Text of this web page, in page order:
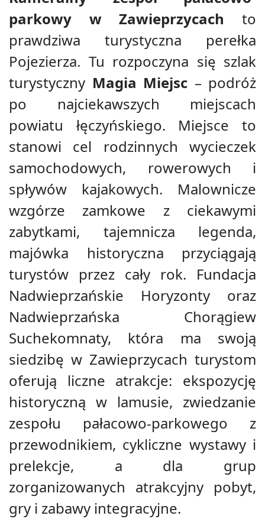
parkowy w Zawieprzycach to
prawdziwa turystyczna perełka
Pojezierza. Tu rozpoczyna się szlak
turystyczny Magia Miejsc – podróż
po najciekawszych miejscach
powiatu łęczyńskiego. Miejsce to
stanowi cel rodzinnych wycieczek
samochodowych, rowerowych i
spływów kajakowych. Malownicze
wzgórze zamkowe z ciekawymi
zabytkami, tajemnicza legenda,
majówka historyczna przyciągają
turystów przez cały rok. Fundacja
Nadwieprzańskie Horyzonty oraz
Nadwieprzańska Chorągiew
Suchekomnaty, która ma swoją
siedzibę w Zawieprzycach turystom
oferują liczne atrakcje: ekspozycję
historyczną w lamusie, zwiedzanie
zespołu pałacowo-parkowego z
przewodnikiem, cykliczne wystawy i
prelekcje, a dla grup
zorganizowanych atrakcyjny pobyt,
gry i zabawy integracyjne.